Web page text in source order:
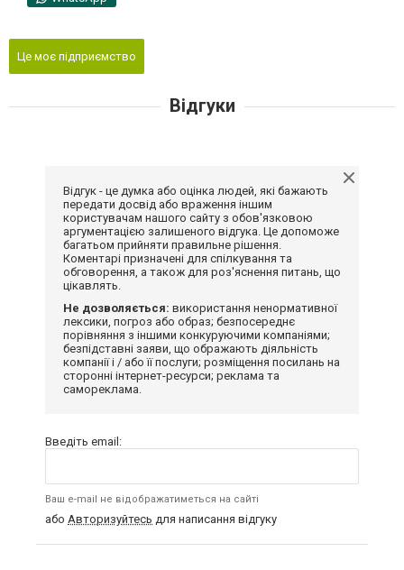
Це моє підприємство
Відгуки
Відгук - це думка або оцінка людей, які бажають
передати досвід або враження іншим
користувачам нашого сайту з обов'язковою
аргументацією залишеного відгука. Це допоможе
багатьом прийняти правильне рішення.
Коментарі призначені для спілкування та
обговорення, а також для роз'яснення питань, що
цікавлять.
Не дозволяється: використання ненормативної
лексики, погроз або образ; безпосереднє
порівняння з іншими конкуруючими компаніями;
безпідставні заяви, що ображають діяльність
компанії і / або її послуги; розміщення посилань на
сторонні інтернет-ресурси; реклама та
самореклама.
Введіть email:
Ваш e-mail не відображатиметься на сайті
або Авторизуйтесь для написання відгуку